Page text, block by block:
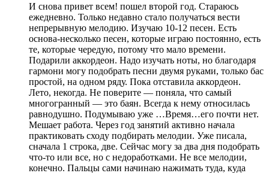
И снова привет всем! пошел второй год. Стараюсь
ежедневно. Только недавно стало получаться вести
непрерывную мелодию. Изучаю 10-12 песен. Есть
основа-несколько песен, которые играю постоянно, есть
те, которые чередую, потому что мало времени.
Подарили аккордеон. Надо изучать ноты, но благодаря
гармони могу подобрать песни двумя руками, только бас
простой, на одном ряду. Пока отставила аккордеон.
Лето, некогда. Не поверите — поняла, что самый
многогранный — это баян. Всегда к нему относилась
равнодушно. Подумываю уже …Время…его почти нет.
Мешает работа. Через год занятий активно начала
практиковать сходу подбирать мелодии. Уже писала,
сначала 1 строка, две. Сейчас могу за два дня подобрать
что-то или все, но с недоработками. Не все мелодии,
конечно. Пальцы сами начинаю нажимать туда, куда